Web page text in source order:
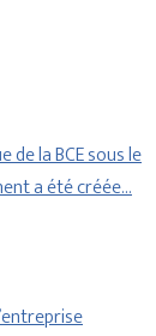
de la BCE sous le
a été créée…